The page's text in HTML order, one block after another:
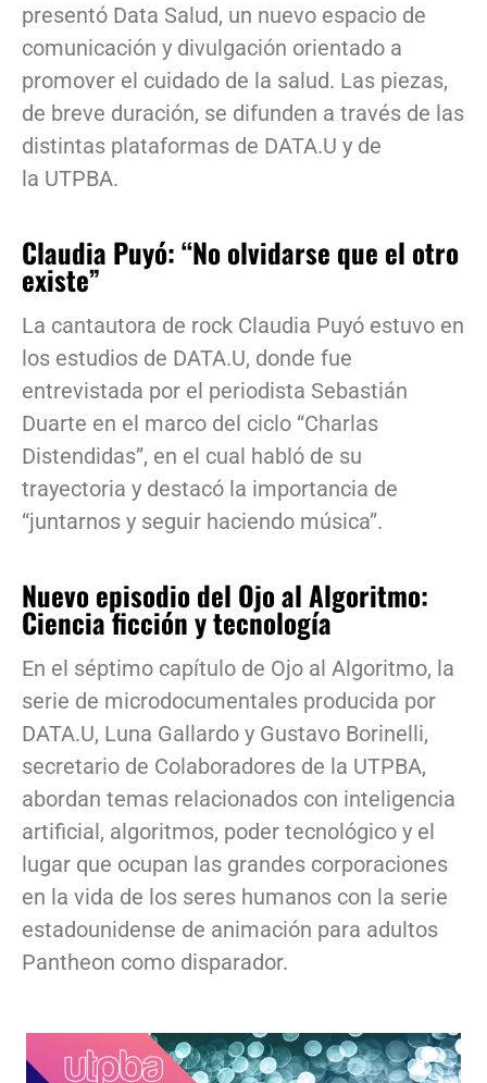
presentó Data Salud, un nuevo espacio de
comunicación y divulgación orientado a
promover el cuidado de la salud. Las piezas,
de breve duración, se difunden a través de las
distintas plataformas de DATA.U y de
la UTPBA.
Claudia Puyó: “No olvidarse que el otro
existe”
La cantautora de rock Claudia Puyó estuvo en
los estudios de DATA.U, donde fue
entrevistada por el periodista Sebastián
Duarte en el marco del ciclo “Charlas
Distendidas”, en el cual habló de su
trayectoria y destacó la importancia de
“juntarnos y seguir haciendo música”.
Nuevo episodio del Ojo al Algoritmo:
Ciencia ficción y tecnología
En el séptimo capítulo de Ojo al Algoritmo, la
serie de microdocumentales producida por
DATA.U, Luna Gallardo y Gustavo Borinelli,
secretario de Colaboradores de la UTPBA,
abordan temas relacionados con inteligencia
artificial, algoritmos, poder tecnológico y el
lugar que ocupan las grandes corporaciones
en la vida de los seres humanos con la serie
estadounidense de animación para adultos
Pantheon como disparador.